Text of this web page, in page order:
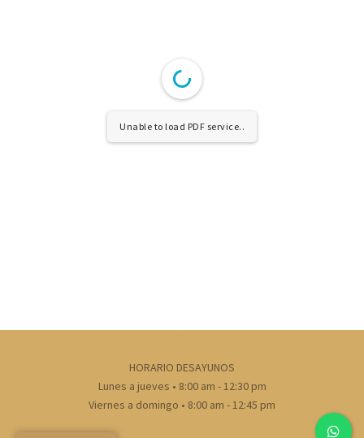
Unable to load PDF service..
HORARIO DESAYUNOS
Lunes a jueves • 8:00 am - 12:30 pm
Viernes a domingo • 8:00 am - 12:45 pm